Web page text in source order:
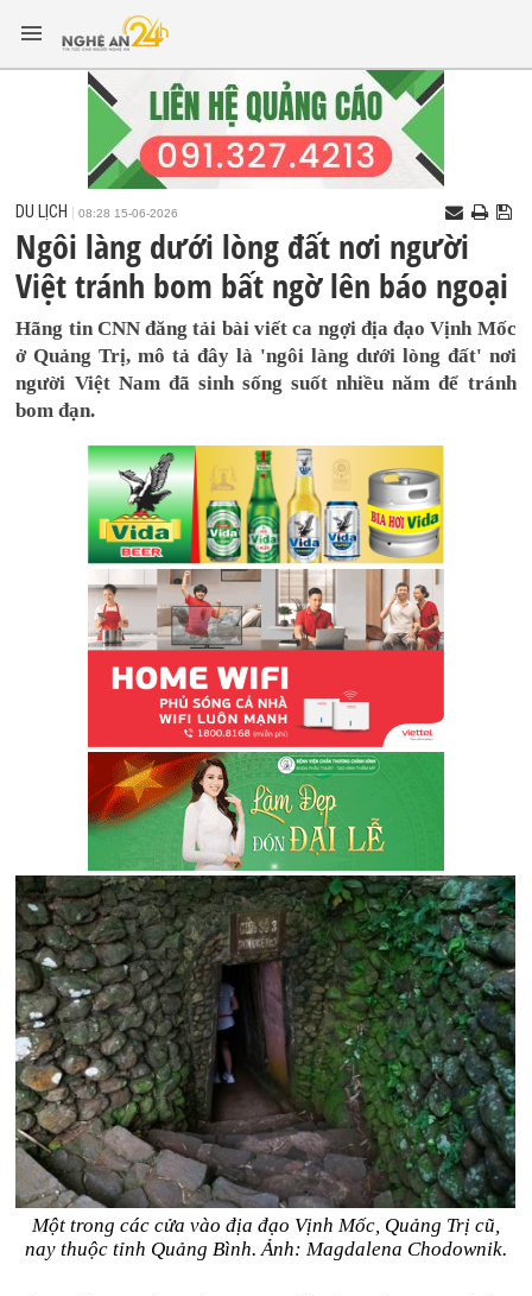
DU LỊCH 08:28 15-06-2026
Ngôi làng dưới lòng đất nơi người
Việt tránh bom bất ngờ lên báo ngoại
Hãng tin CNN đăng tải bài viết ca ngợi địa đạo Vịnh Mốc
ở Quảng Trị, mô tả đây là 'ngôi làng dưới lòng đất' nơi
người Việt Nam đã sinh sống suốt nhiều năm để tránh
bom đạn.
Một trong các cửa vào địa đạo Vịnh Mốc, Quảng Trị cũ,
nay thuộc tỉnh Quảng Bình. Ảnh: Magdalena Chodownik.